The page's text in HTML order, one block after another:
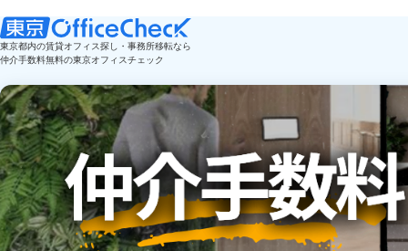
東京都内の賃貸オフィス探し・事務所移転なら
仲介手数料無料の東京オフィスチェック